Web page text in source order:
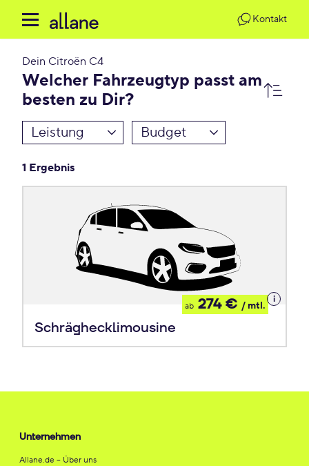
Kontakt
Dein Citroën C4
Welcher Fahrzeugtyp passt am
besten zu Dir?
Leistung Budget
1 Ergebnis
Schräghecklimousine
ab 274 € / mtl.
Details
zum
Unternehmen
Allane.de – Über uns